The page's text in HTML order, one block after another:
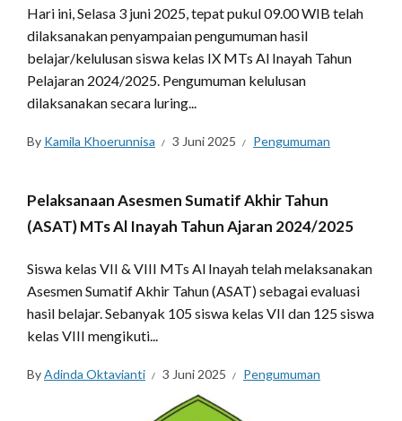
Hari ini, Selasa 3 juni 2025, tepat pukul 09.00 WIB telah
dilaksanakan penyampaian pengumuman hasil
belajar/kelulusan siswa kelas IX MTs Al Inayah Tahun
Pelajaran 2024/2025. Pengumuman kelulusan
dilaksanakan secara luring...
By Kamila Khoerunnisa 3 Juni 2025 Pengumuman
Pelaksanaan Asesmen Sumatif Akhir Tahun
(ASAT) MTs Al Inayah Tahun Ajaran 2024/2025
Siswa kelas VII & VIII MTs Al Inayah telah melaksanakan
Asesmen Sumatif Akhir Tahun (ASAT) sebagai evaluasi
hasil belajar. Sebanyak 105 siswa kelas VII dan 125 siswa
kelas VIII mengikuti...
ByAdinda Oktavianti 3 Juni 2025 Pengumuman